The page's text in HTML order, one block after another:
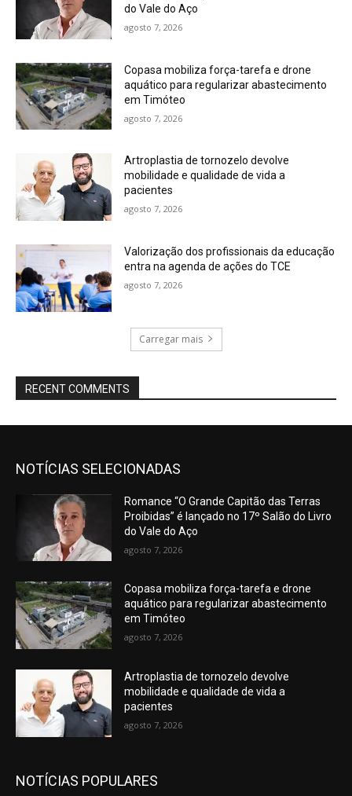
do Vale do Aço
agosto 7, 2026
Copasa mobiliza força-tarefa e drone
aquático para regularizar abastecimento
em Timóteo
agosto 7, 2026
Artroplastia de tornozelo devolve
mobilidade e qualidade de vida a
pacientes
agosto 7, 2026
Valorização dos profissionais da educação
entra na agenda de ações do TCE
agosto 7, 2026
Carregar mais
RECENT COMMENTS
NOTÍCIAS SELECIONADAS
Romance “O Grande Capitão das Terras
Proibidas” é lançado no 17º Salão do Livro
do Vale do Aço
agosto 7, 2026
Copasa mobiliza força-tarefa e drone
aquático para regularizar abastecimento
em Timóteo
agosto 7, 2026
Artroplastia de tornozelo devolve
mobilidade e qualidade de vida a
pacientes
agosto 7, 2026
NOTÍCIAS POPULARES